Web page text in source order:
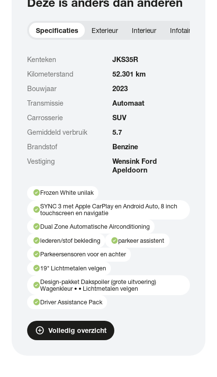
Specificaties Exterieur Interieur Infotainment
Kenteken
JKS35R
Kilometerstand
52.301 km
Bouwjaar
2023
Transmissie
Automaat
Carrosserie
SUV
Gemiddeld verbruik
5.7
Brandstof
Benzine
Vestiging
Wensink Ford
Apeldoorn
check_circleFrozen White unilak
check_circleSYNC 3 met Apple CarPlay en Android Auto, 8 inch
touchscreen en navigatie
check_circleDual Zone Automatische Airconditioning
check_circlelederen/stof bekleding check_circleparkeer assistent
check_circleParkeersensoren voor en achter
check_circle19" Lichtmetalen velgen
check_circleDesign-pakket Dakspoiler (grote uitvoering)
Wagenkleur • • Lichtmetalen velgen
check_circleDriver Assistance Pack
add_circle Volledig overzicht